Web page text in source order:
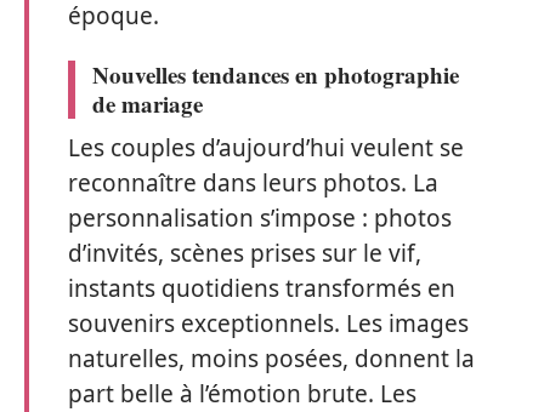
époque.
Nouvelles tendances en photographie
de mariage
Les couples d’aujourd’hui veulent se
reconnaître dans leurs photos. La
personnalisation s’impose : photos
d’invités, scènes prises sur le vif,
instants quotidiens transformés en
souvenirs exceptionnels. Les images
naturelles, moins posées, donnent la
part belle à l’émotion brute. Les